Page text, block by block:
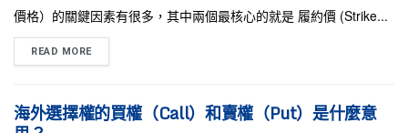
價格）的關鍵因素有很多，其中兩個最核心的就是 履約價 (Strike...
READ MORE
海外選擇權的買權（Call）和賣權（Put）是什麼意